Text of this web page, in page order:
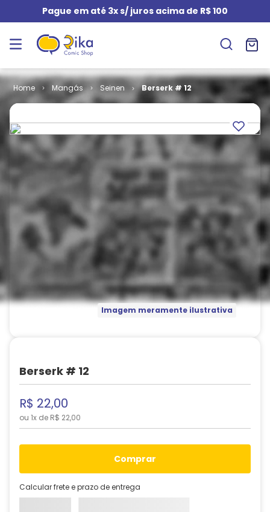
Pague em até 3x s/ juros acima de R$ 100
Mangás Seinen Berserk # 12
Imagem meramente ilustrativa
Berserk # 12
R$ 22,00
ou 1x de R$ 22,00
comprar
Calcular frete e prazo de entrega